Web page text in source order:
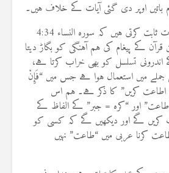
باتیں اوپر دی گئی آیات کے خلاف ہیں۔
اوپر بیان کی گئی تمام آیات ثابت کرتی ہیں کہ سورہ النساء 4:34
قرآن کے پیغام کی ہم آہنگی کو بگاڑ دیتا
تسلسل کو بھی خراب کرتا ہے،
میں استعمال ہوا ہے جس میں “فَإِنْ
اطاعت کریں” کا ذکر ہے۔ ہم اس
اور “كره = جبر” کے الفاظ کے
کریں گے اور دیکھیں گے کہ کسی کو
کرنا عربی میں “طاعت” نہیں